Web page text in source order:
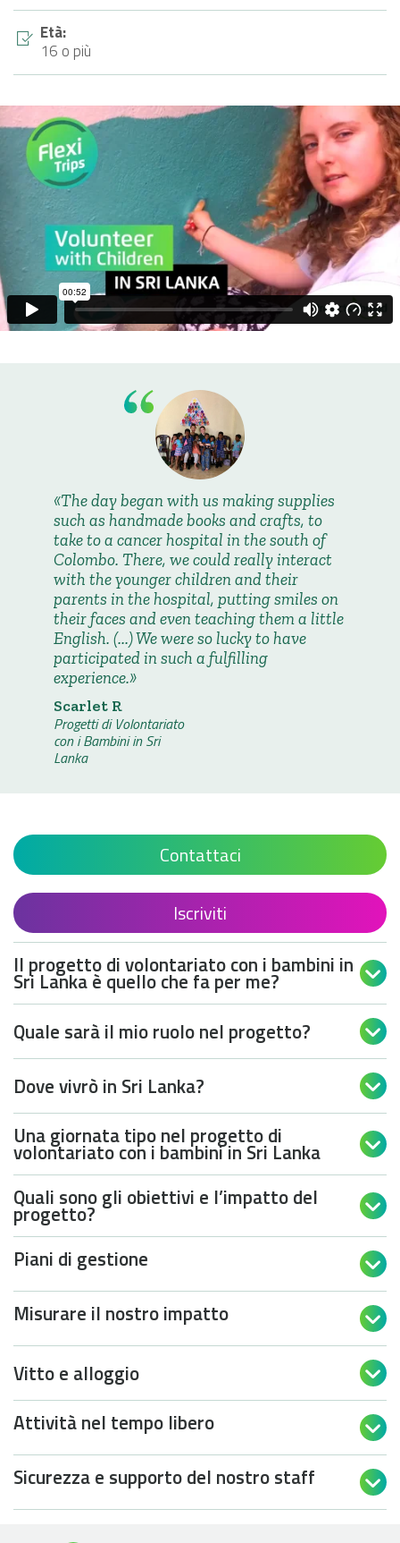
Età:
16 o più
The day began with us making supplies
such as handmade books and crafts, to
take to a cancer hospital in the south of
Colombo. There, we could really interact
with the younger children and their
parents in the hospital, putting smiles on
their faces and even teaching them a little
English. (...) We were so lucky to have
participated in such a fulfilling
experience.
Scarlet R
Progetti di Volontariato
con i Bambini in Sri
Lanka
Contattaci
Iscriviti
Il progetto di volontariato con i bambini in
Sri Lanka è quello che fa per me? 
Quale sarà il mio ruolo nel progetto? 
Dove vivrò in Sri Lanka? 
Una giornata tipo nel progetto di
volontariato con i bambini in Sri Lanka 
Quali sono gli obiettivi e l’impatto del
progetto? 
Piani di gestione 
Misurare il nostro impatto 
Vitto e alloggio 
Attività nel tempo libero 
Sicurezza e supporto del nostro staff 